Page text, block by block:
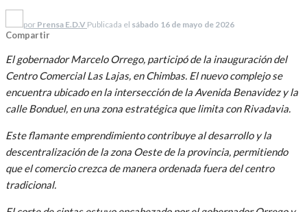
por Prensa E.D.V Publicada el sábado 16 de mayo de 2026
Compartir
El gobernador Marcelo Orrego, participó de la inauguración del
Centro Comercial Las Lajas, en Chimbas. El nuevo complejo se
encuentra ubicado en la intersección de la Avenida Benavidez y la
calle Bonduel, en una zona estratégica que limita con Rivadavia.
Este flamante emprendimiento contribuye al desarrollo y la
descentralización de la zona Oeste de la provincia, permitiendo
que el comercio crezca de manera ordenada fuera del centro
tradicional.